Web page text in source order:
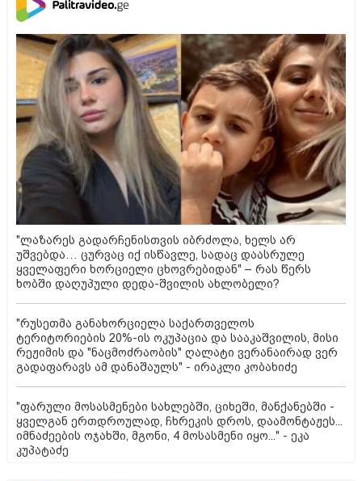
"ლაზარეს გადარჩენისთვის იბრძოლა, ხელს არ
უშვებდა… ცურვაც იქ ისწავლე, სადაც დაასრულე
ყველაფერი ხორციელი ცხოვრებიდან" – რას წერს
ხობში დაღუპული დედა-შვილის ახლობელი?
"რუსეთმა განახორციელა საქართველოს
ტერიტორიების 20%-ის ოკუპაცია და სააკაშვილის, მისი
რეჟიმის და "ნაცმოძრაობის" ღალატი ვერანაირად ვერ
გადაფარავს ამ დანაშაულს" - ირაკლი კობახიძე
"ფარული მოსასმენები სახლებში, ციხეში, მანქანებში -
ყველგან ერთდროულად, ჩხრეკის დროს, დაამონტაჟეს...
იმნაძეების ოჯახში, მგონი, 4 მოსასმენი იყო..." - ეკა
კუპატაძე